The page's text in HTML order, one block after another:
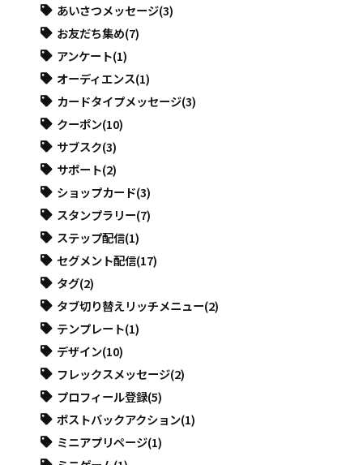
あいさつメッセージ(3)
お友だち集め(7)
アンケート(1)
オーディエンス(1)
カードタイプメッセージ(3)
クーポン(10)
サブスク(3)
サポート(2)
ショップカード(3)
スタンプラリー(7)
ステップ配信(1)
セグメント配信(17)
タグ(2)
タブ切り替えリッチメニュー(2)
テンプレート(1)
デザイン(10)
フレックスメッセージ(2)
プロフィール登録(5)
ポストバックアクション(1)
ミニアプリページ(1)